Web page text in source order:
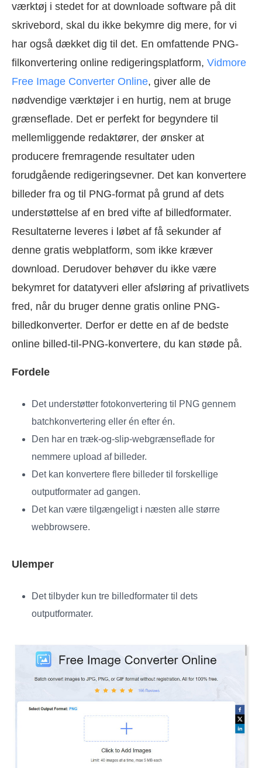
værktøj i stedet for at downloade software på dit
skrivebord, skal du ikke bekymre dig mere, for vi
har også dækket dig til det. En omfattende PNG-
filkonvertering online redigeringsplatform, Vidmore
Free Image Converter Online, giver alle de
nødvendige værktøjer i en hurtig, nem at bruge
grænseflade. Det er perfekt for begyndere til
mellemliggende redaktører, der ønsker at
producere fremragende resultater uden
forudgående redigeringsevner. Det kan konvertere
billeder fra og til PNG-format på grund af dets
understøttelse af en bred vifte af billedformater.
Resultaterne leveres i løbet af få sekunder af
denne gratis webplatform, som ikke kræver
download. Derudover behøver du ikke være
bekymret for datatyveri eller afsløring af privatlivets
fred, når du bruger denne gratis online PNG-
billedkonverter. Derfor er dette en af de bedste
online billed-til-PNG-konvertere, du kan støde på.
Fordele
Det understøtter fotokonvertering til PNG gennem
batchkonvertering eller én efter én.
Den har en træk-og-slip-webgrænseflade for
nemmere upload af billeder.
Det kan konvertere flere billeder til forskellige
outputformater ad gangen.
Det kan være tilgængeligt i næsten alle større
webbrowsere.
Ulemper
Det tilbyder kun tre billedformater til dets
outputformater.